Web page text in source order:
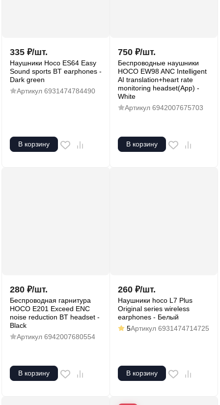
335 ₽/шт.
Наушники Hoco ES64 Easy
Sound sports BT earphones -
Dark green
Артикул 6931474784490
В корзину
750 ₽/шт.
Беспроводные наушники
HOCO EW98 ANC Intelligent
AI translation+heart rate
monitoring headset(App) -
White
Артикул 6942007675703
В корзину
280 ₽/шт.
Беспроводная гарнитура
HOCO E201 Exceed ENC
noise reduction BT headset -
Black
Артикул 6942007680554
В корзину
260 ₽/шт.
Наушники hoco L7 Plus
Original series wireless
earphones - Белый
5Артикул 6931474714725
В корзину